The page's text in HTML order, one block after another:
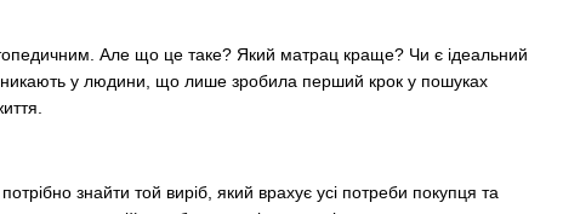
Але що це таке? Який матрац краще? Чи є ідеальний
у людини, що лише зробила перший крок у пошуках
знайти той виріб, який врахує усі потреби покупця та